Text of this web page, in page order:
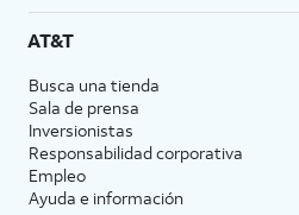
AT&T
Busca una tienda
Sala de prensa
Inversionistas
Responsabilidad corporativa
Empleo
Ayuda e información